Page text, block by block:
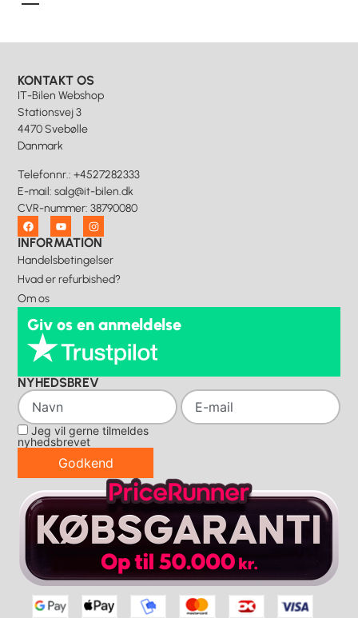
KONTAKT OS
IT-Bilen Webshop
Stationsvej 3
4470 Svebølle
Danmark
Telefonnr.: +4527282333
E-mail:salg@it-bilen.dk
CVR-nummer: 38790080
INFORMATION
Handelsbetingelser
Hvad er refurbished?
Om os
Giv os en anmeldelse
NYHEDSBREV
Jeg vil gerne tilmeldes
nyhedsbrevet
Godkend